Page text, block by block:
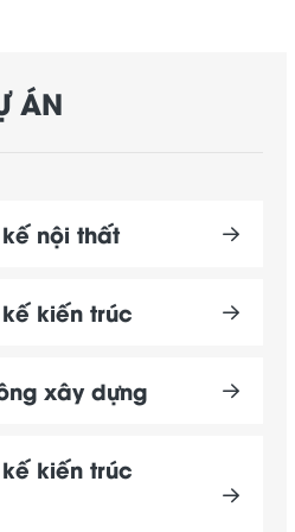
ÁN
nội thất
kiến trúc
xây dựng
kiến trúc